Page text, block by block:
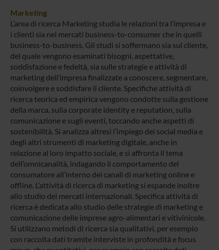
Marketing
L’area di ricerca Marketing studia le relazioni tra l’impresa e
i clienti sia nei mercati business-to-consumer che in quelli
business-to-business. Gli studi si soffermano sia sul cliente,
del quale vengono esaminati bisogni, aspettative,
soddisfazione e fedeltà, sia sulle strategie e attività di
marketing dell’impresa finalizzate a conoscere, segmentare,
coinvolgere e soddisfare il cliente. Specifiche attività di
ricerca teorica ed empirica vengono condotte sulla gestione
della marca, sulla corporate identity e reputation, sulla
comunicazione e sugli eventi, toccando anche aspetti di
sostenibilità. Si analizza altresì l’impiego dei social media e
degli altri strumenti di marketing digitale, anche in
relazione al loro impatto sociale, e si affronta il tema
dell’omnicanalità, indagando il comportamento del
consumatore all’interno dei canali di marketing online e
offline. L’attività di ricerca di marketing si espande inoltre
allo studio dei mercati internazionali. Specifica attività di
ricerca è dedicata allo studio delle strategie di marketing e
comunicazione delle imprese agro-alimentari e vitivinicole.
Si utilizzano metodi di ricerca sia qualitativi, per esempio
con raccolta dati tramite interviste in profondità e focus